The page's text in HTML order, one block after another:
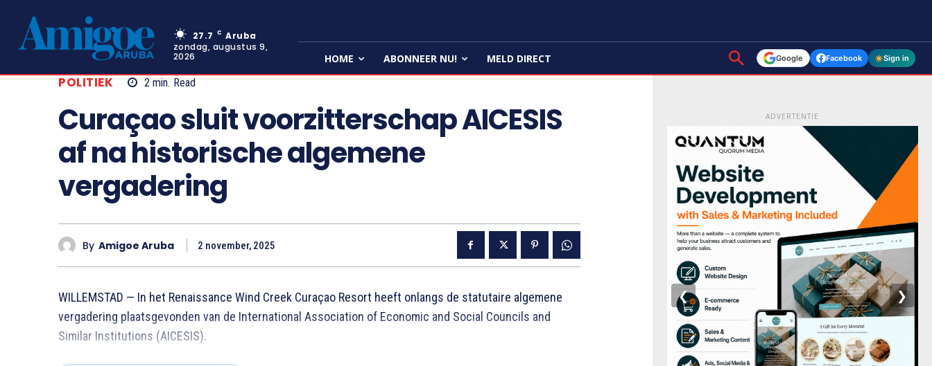
27.7 C Aruba
zondag, augustus 9,
2026
HOME ABONNEER NU! MELD DIRECT Google Facebook Sign in
POLITIEK 2 min. Read
Curaçao sluit voorzitterschap AICESIS
af na historische algemene
vergadering
By Amigoe Aruba 2 november, 2025
WILLEMSTAD — In het Renaissance Wind Creek Curaçao Resort heeft onlangs de statutaire algemene
vergadering plaatsgevonden van de International Association of Economic and Social Councils and
Similar Institutions (AICESIS).
ADVERTENTIE
❮ ❯